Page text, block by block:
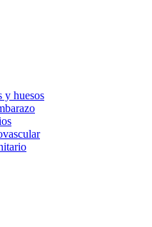
y huesos